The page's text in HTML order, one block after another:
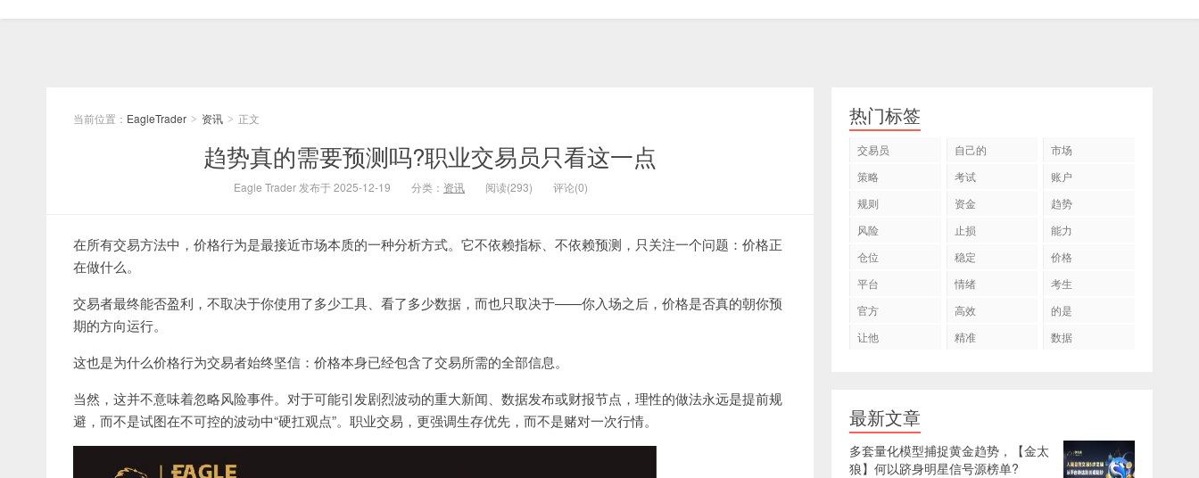
当前位置： EagleTrader > 资讯 > 正文
趋势真的需要预测吗?职业交易员只看这一点
Eagle Trader 发布于 2025-12-19 分类： 资讯 阅读(293) 评论(0)
在所有交易方法中，价格行为是最接近市场本质的一种分析方式。它不依赖指标、不依赖预测，只关注一个问题：价格正
在做什么。
交易者最终能否盈利，不取决于你使用了多少工具、看了多少数据，而也只取决于——你入场之后，价格是否真的朝你预
期的方向运行。
这也是为什么价格行为交易者始终坚信：价格本身已经包含了交易所需的全部信息。
当然，这并不意味着忽略风险事件。对于可能引发剧烈波动的重大新闻、数据发布或财报节点，理性的做法永远是提前规
避，而不是试图在不可控的波动中“硬扛观点”。职业交易，更强调生存优先，而不是赌对一次行情。
热门标签
交易员 自己的
市场
策略
考试
账户
规则
资金
趋势
风险
止损
能力
仓位
稳定
价格
平台
情绪
考生
官方
高效
的是
让他
精准 数据
最新文章
多套量化模型捕捉黄金趋势，【金太
狼】何以跻身明星信号源榜单?